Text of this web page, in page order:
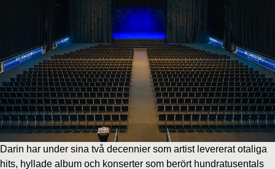
Darin har under sina två decennier som artist levererat otaliga
hits, hyllade album och konserter som berört hundratusentals